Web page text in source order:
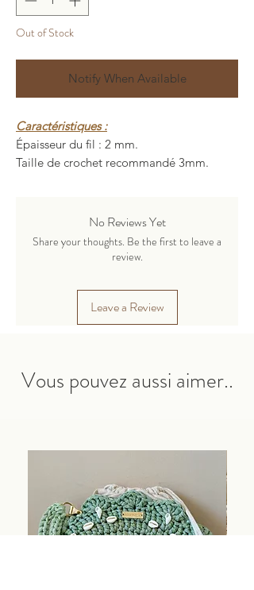
Out of Stock
Notify When Available
Caractéristiques :
Épaisseur du fil : 2 mm.
Taille de crochet recommandé 3mm.
Composition : 80% polyester, 20%
cachemire.
Un cordon fin en polyester adapté pour
des serviettes, des tapis et bien plus
Les produits finis conservent parfaitement
No Reviews Yet
Share your thoughts. Be the first to leave a
review.
Leave a Review
Vous pouvez aussi aimer..